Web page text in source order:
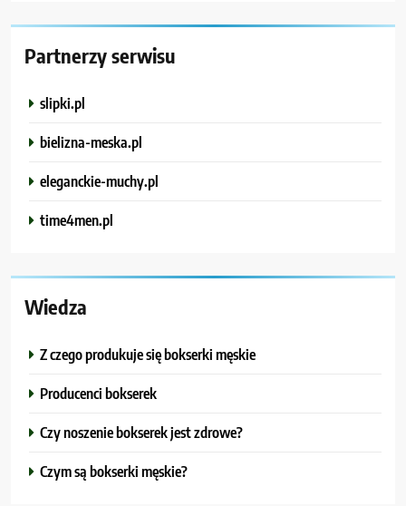
Partnerzy serwisu
slipki.pl
bielizna-meska.pl
eleganckie-muchy.pl
time4men.pl
Wiedza
Z czego produkuje się bokserki męskie
Producenci bokserek
Czy noszenie bokserek jest zdrowe?
Czym są bokserki męskie?